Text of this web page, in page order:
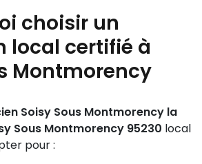
choisir un
local certifié à
Montmorency
Soisy Sous Montmorency la
Sous Montmorency 95230 local
pour :